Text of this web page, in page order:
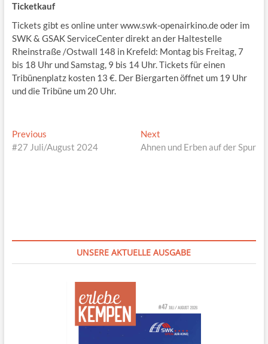
Ticketkauf
Tickets gibt es online unter www.swk-openairkino.de oder im
SWK & GSAK ServiceCenter direkt an der Haltestelle
Rheinstraße /Ostwall 148 in Krefeld: Montag bis Freitag, 7
bis 18 Uhr und Samstag, 9 bis 14 Uhr. Tickets für einen
Tribünenplatz kosten 13 €. Der Biergarten öffnet um 19 Uhr
und die Tribüne um 20 Uhr.
Beitragsnavigation
PreviousPrevious
post:
#27 Juli/August 2024
Next
post:
Ahnen und Erben auf der Spur
UNSERE AKTUELLE AUSGABE